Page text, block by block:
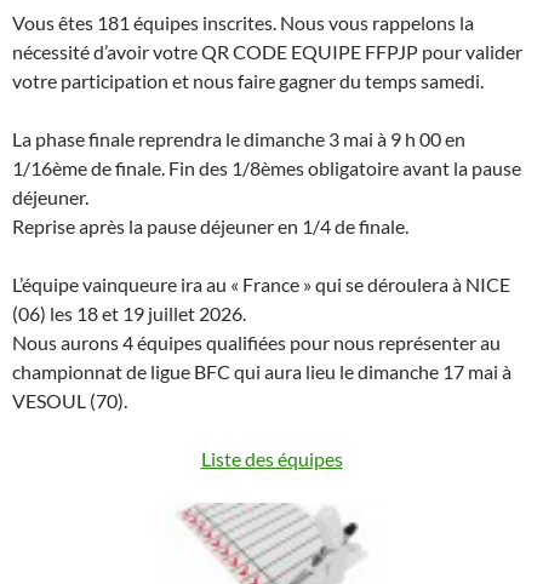
Vous êtes 181 équipes inscrites. Nous vous rappelons la
nécessité d’avoir votre QR CODE EQUIPE FFPJP pour valider
votre participation et nous faire gagner du temps samedi.
La phase finale reprendra le dimanche 3 mai à 9 h 00 en
1/16ème de finale. Fin des 1/8èmes obligatoire avant la pause
déjeuner.
Reprise après la pause déjeuner en 1/4 de finale.
L’équipe vainqueure ira au « France » qui se déroulera à NICE
(06) les 18 et 19 juillet 2026.
Nous aurons 4 équipes qualifiées pour nous représenter au
championnat de ligue BFC qui aura lieu le dimanche 17 mai à
VESOUL (70).
Liste des équipes